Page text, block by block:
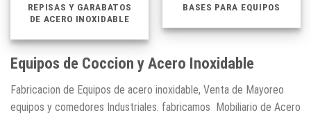
REPISAS Y GARABATOS
DE ACERO INOXIDABLE
BASES PARA EQUIPOS
Equipos de Coccion y Acero Inoxidable
Fabricacion de Equipos de acero inoxidable, Venta de Mayoreo
equipos y comedores Industriales. fabricamos Mobiliario de Acero